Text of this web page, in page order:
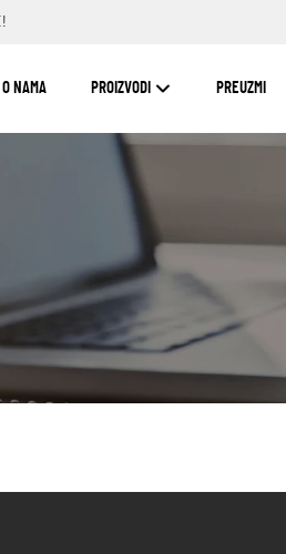
O NAMA PROIZVODI PREUZMI